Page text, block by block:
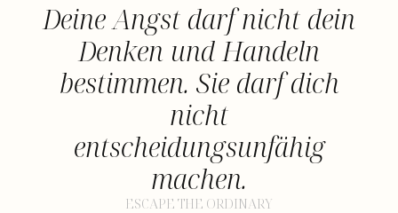
Deine Angst darf nicht dein
Denken und Handeln
bestimmen. Sie darf dich
nicht
entscheidungsunfähig
machen.
ESCAPE THE ORDINARY